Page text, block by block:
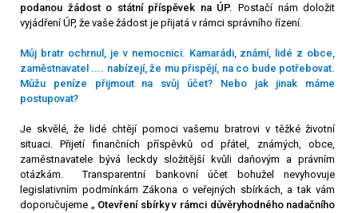
podanou žádost o státní příspěvek na ÚP. Postačí nám doložit
vyjádření ÚP, že vaše žádost je přijatá v rámci správního řízení.
Můj bratr ochrnul, je v nemocnici. Kamarádi, známí, lidé z obce,
zaměstnavatel .... nabízejí, že mu přispějí, na co bude potřebovat.
Můžu peníze přijmout na svůj účet? Nebo jak jinak máme
postupovat?
Je skvělé, že lidé chtějí pomoci vašemu bratrovi v těžké životní
situaci. Přijetí finančních příspěvků od přátel, známých, obce,
zaměstnavatele bývá leckdy složitější kvůli daňovým a právním
otázkám. Transparentní bankovní účet bohužel nevyhovuje
legislativním podmínkám Zákona o veřejných sbírkách, a tak vám
doporučujeme „ Otevření sbírky v rámci důvěryhodného nadačního